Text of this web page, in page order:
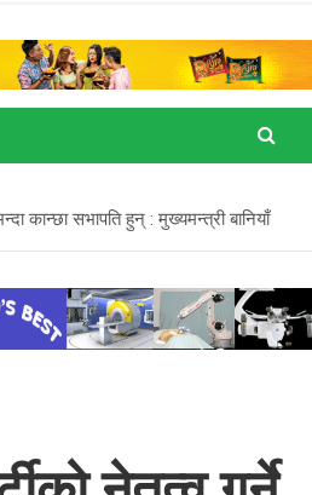
कान्छा सभापति हुन् : मुख्यमन्त्री बानियाँ